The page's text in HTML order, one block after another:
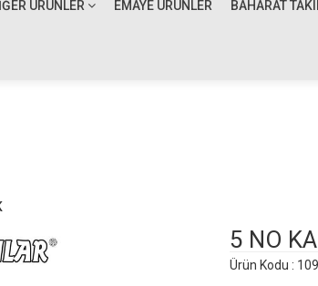
ÜRÜNLER EMAYE ÜRÜNLER BAHARAT
5 NO
Ürün Kodu :